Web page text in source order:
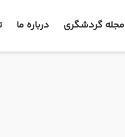
مجله گردشگری درباره ما